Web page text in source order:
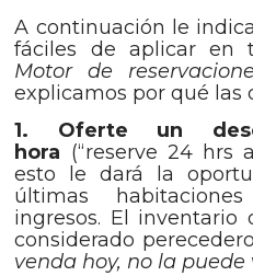
A continuación le
fáciles de aplicar en
Motor de
explicamos por qué las
1. Oferte un
hora (“reserve 24 hrs
esto le dará la
últimas
ingresos. El inventario
considerado
venda hoy, no la